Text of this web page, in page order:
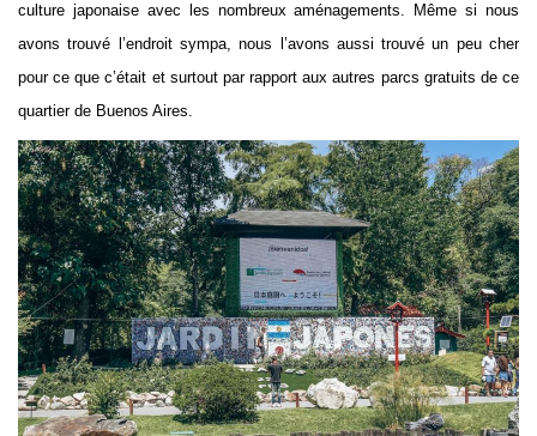
culture japonaise avec les nombreux aménagements. Même si nous
avons trouvé l’endroit sympa, nous l’avons aussi trouvé un peu cher
pour ce que c’était et surtout par rapport aux autres parcs gratuits de ce
quartier de Buenos Aires.